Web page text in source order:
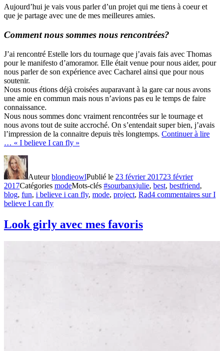
Aujourd’hui je vais vous parler d’un projet qui me tiens à coeur et
que je partage avec une de mes meilleures amies.
Comment nous sommes nous rencontrées?
J’ai rencontré Estelle lors du tournage que j’avais fais avec Thomas
pour le manifesto d’amoramor. Elle était venue pour nous aider, pour
nous parler de son expérience avec Cacharel ainsi que pour nous
soutenir.
Nous nous étions déjà croisées auparavant à la gare car nous avons
une amie en commun mais nous n’avions pas eu le temps de faire
connaissance.
Nous nous sommes donc vraiment rencontrées sur le tournage et
nous avons tout de suite accroché. On s’entendait super bien, j’avais
l’impression de la connaitre depuis très longtemps. Continuer à lire
… « I believe I can fly »
AuteurblondieowlPublié le 23 février 201723 février
2017Catégories modeMots-clés #sourbanxjulie, best, bestfriend,
blog, fun, i believe i can fly, mode, project, Rad4 commentaires sur I
believe I can fly
Look girly avec mes favoris